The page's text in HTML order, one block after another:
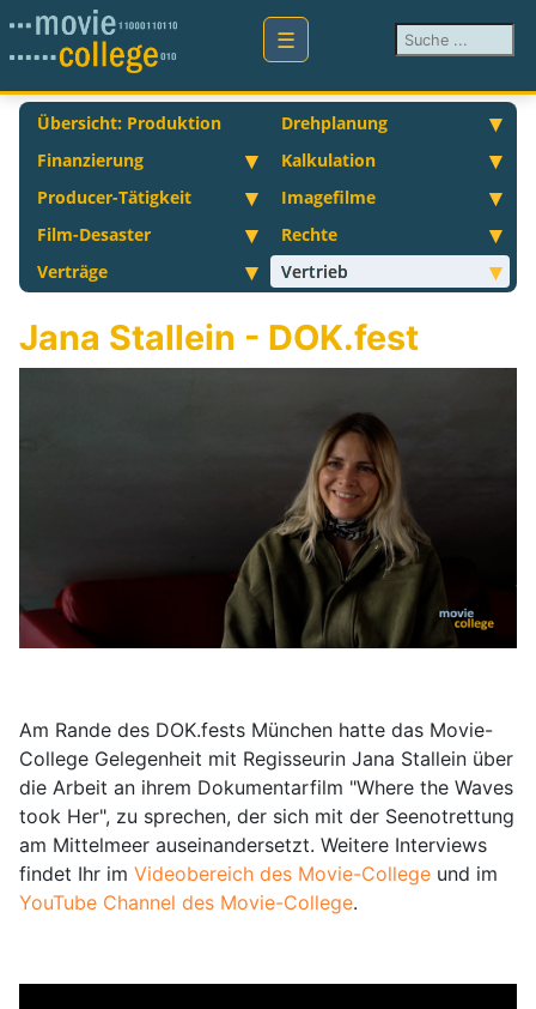
Suchen ...
Übersicht: Produktion
Drehplanung
Finanzierung
Kalkulation
Producer-Tätigkeit
Imagefilme
Film-Desaster
Rechte
Verträge
Vertrieb
Jana Stallein - DOK.fest
Am Rande des DOK.fests München hatte das Movie-
College Gelegenheit mit Regisseurin Jana Stallein über
die Arbeit an ihrem Dokumentarfilm "Where the Waves
took Her", zu sprechen, der sich mit der Seenotrettung
am Mittelmeer auseinandersetzt. Weitere Interviews
findet Ihr im Videobereich des Movie-College und im
YouTube Channel des Movie-College.